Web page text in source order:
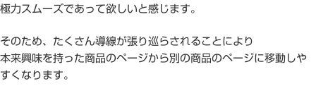
極力スムーズであって欲しいと感じます。
そのため、たくさん導線が張り巡らされることにより
本来興味を持った商品のページから別の商品のページに移動しや
すくなります。